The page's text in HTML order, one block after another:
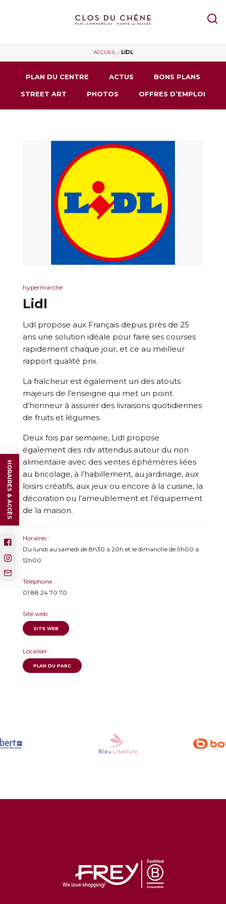
ACCUEIL- LIDL
PLAN DU CENTRE ACTUS BONS PLANS
STREET ART PHOTOS OFFRES D’EMPLOI
hypermarche
Lidl
Lidl propose aux Français depuis près de 25
ans une solution idéale pour faire ses courses
rapidement chaque jour, et ce au meilleur
rapport qualité prix.
La fraîcheur est également un des atouts
majeurs de l’enseigne qui met un point
d’honneur à assurer des livraisons quotidiennes
de fruits et légumes.
Deux fois par semaine, Lidl propose
également des rdv attendus autour du non
alimentaire avec des ventes éphémères liées
au bricolage, à l’habillement, au jardinage, aux
loisirs créatifs, aux jeux ou encore à la cuisine, la
décoration ou l’ameublement et l’équipement
de la maison.
Horaires :
Du lundi au samedi de 8h30 à 20h et le dimanche de 9h00 à
12h00
Téléphone :
01 88 24 70 70
Site web :
SITE WEB
Localiser :
PLAN DU PARC
HORAIRES & ACCÈS